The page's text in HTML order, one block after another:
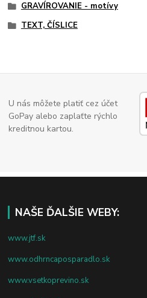
GRAVÍROVANIE - motívy
TEXT, ČÍSLICE
U nás môžete platiť cez účet
GoPay alebo zaplaťte rýchlo
kreditnou kartou.
NAŠE ĎALŠIE WEBY:
www.jtf.sk
www.odhrncaposparadlo.sk
www.vsetkoprevino.sk